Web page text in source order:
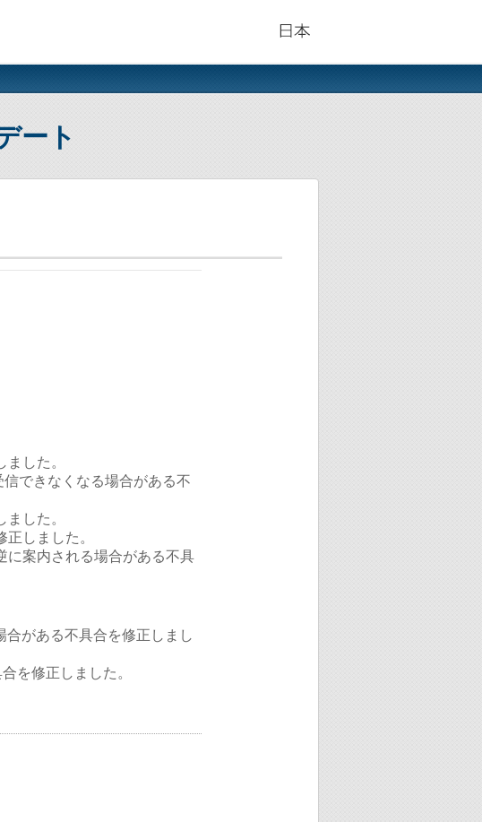
ート
した。
できなくなる場合がある不
した。
しました。
に案内される場合がある不具
がある不具合を修正しまし
を修正しました。